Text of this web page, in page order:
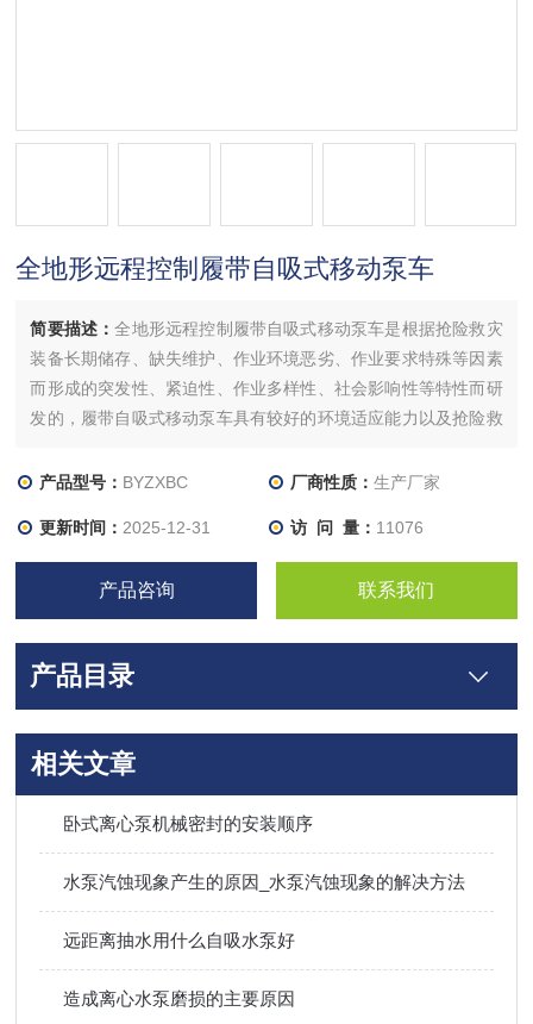
全地形远程控制履带自吸式移动泵车
简要描述：全地形远程控制履带自吸式移动泵车是根据抢险救灾
装备长期储存、缺失维护、作业环境恶劣、作业要求特殊等因素
而形成的突发性、紧迫性、作业多样性、社会影响性等特性而研
发的，履带自吸式移动泵车具有较好的环境适应能力以及抢险救
端，依靠遥控器控制一人就能随意移动到任何复杂的工况环境。
产品型号： BYZXBC 厂商性质： 生产厂家
更新时间： 2025-12-31 访 问 量： 11076
产品咨询 联系我们
产品目录
相关文章
卧式离心泵机械密封的安装顺序
水泵汽蚀现象产生的原因_水泵汽蚀现象的解决方法
远距离抽水用什么自吸水泵好
造成离心水泵磨损的主要原因